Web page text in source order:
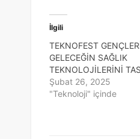
İlgili
TEKNOFEST
GELECEĞİN SAĞLIK
TEKNOLOJİLERİNİ
Şubat 26, 2025
"Teknoloji" içinde